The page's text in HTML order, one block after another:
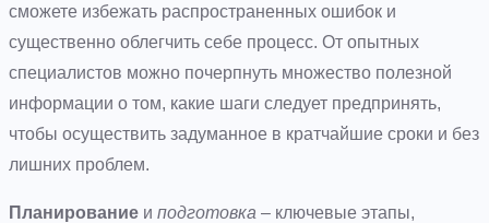
сможете избежать распространенных ошибок и
существенно облегчить себе процесс. От опытных
специалистов можно почерпнуть множество полезной
информации о том, какие шаги следует предпринять,
чтобы осуществить задуманное в кратчайшие сроки и без
лишних проблем.
Планирование и подготовка – ключевые этапы,